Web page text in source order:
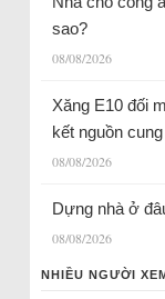
sao?
08/08/2026
Xăng E10 đối
kết nguồn
08/08/2026
Dựng nhà ở
08/08/2026
NHIỀU NGƯỜI